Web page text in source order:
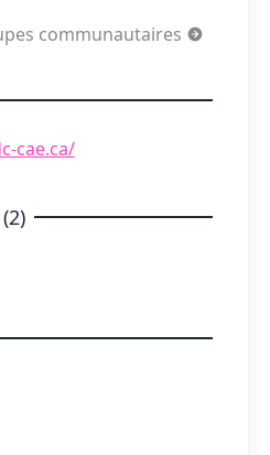
communautaires
cae.ca/